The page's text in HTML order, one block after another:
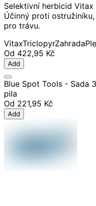
Selektivní herbicid Vitax
Účinný proti
pro trávu.
VitaxTriclopyrZahrada
Od 422,95 Kč
Add
Blue Spot Tools - Sada
pila
Od 221,95 Kč
Add